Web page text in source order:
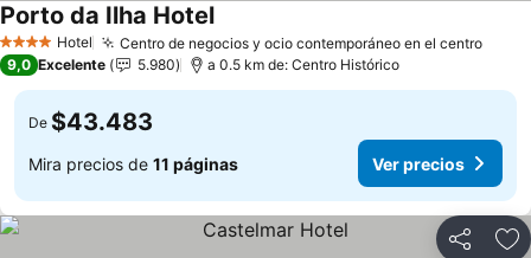
4 EstrellasHotel Centro de negocios y ocio contemporáneo en el centroVer
Porto da Ilha HotelVer precios
9,0 Excelente 5.980 a 0.5 km de: Centro Histórico
De $43.483
Mira precios de 11 páginas Ver precios
Compartir